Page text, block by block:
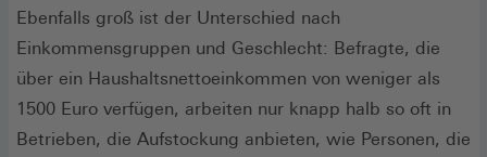
Ebenfalls groß ist der Unterschied nach
Einkommensgruppen und Geschlecht: Befragte, die
über ein Haushaltsnettoeinkommen von weniger als
1500 Euro verfügen, arbeiten nur knapp halb so oft in
Betrieben, die Aufstockung anbieten, wie Personen, die